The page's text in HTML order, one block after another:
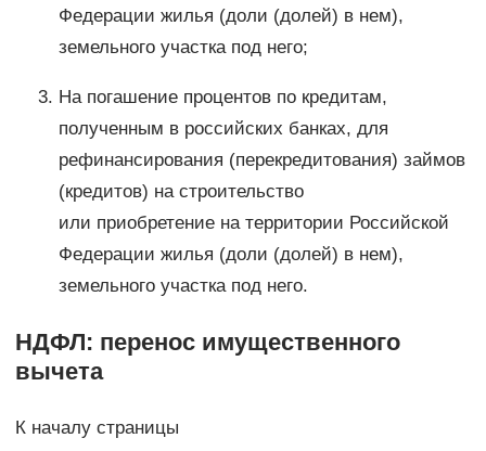
Федерации жилья (доли (долей) в нем),
земельного участка под него;
На погашение процентов по кредитам,
полученным в российских банках, для
рефинансирования (перекредитования) займов
(кредитов) на строительство
или приобретение на территории Российской
Федерации жилья (доли (долей) в нем),
земельного участка под него.
НДФЛ: перенос имущественного
вычета
К началу страницы